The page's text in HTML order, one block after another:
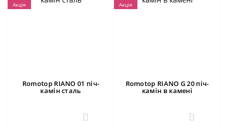
Акція
Romotop RIANO 01 піч-
камін сталь
3
Акція
Romotop RIANO G 20 піч-
камін в камені
3